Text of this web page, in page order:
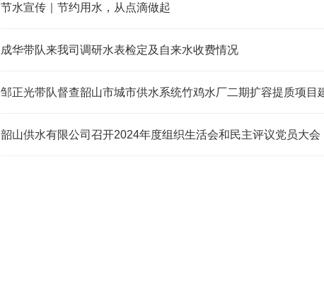
节水宣传｜节约用水，从点滴做起
成华带队来我司调研水表检定及自来水收费情况
邹正光带队督查韶山市城市供水系统竹鸡水厂二期扩容提质项目
韶山供水有限公司召开2024年度组织生活会和民主评议党员大会